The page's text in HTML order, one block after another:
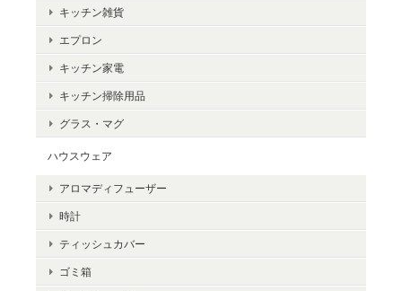
キッチン雑貨
エプロン
キッチン家電
キッチン掃除用品
グラス・マグ
ハウスウェア
アロマディフューザー
時計
ティッシュカバー
ゴミ箱